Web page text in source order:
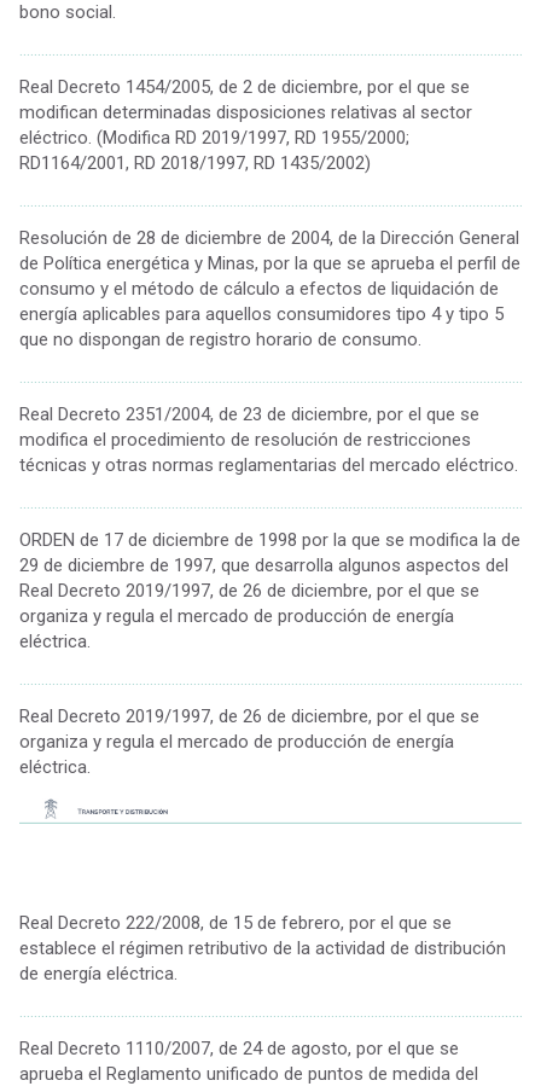
bono social.
Real Decreto 1454/2005, de 2 de diciembre, por el que se
modifican determinadas disposiciones relativas al sector
eléctrico. (Modifica RD 2019/1997, RD 1955/2000;
RD1164/2001, RD 2018/1997, RD 1435/2002)
Resolución de 28 de diciembre de 2004, de la Dirección General
de Política energética y Minas, por la que se aprueba el perfil de
consumo y el método de cálculo a efectos de liquidación de
energía aplicables para aquellos consumidores tipo 4 y tipo 5
que no dispongan de registro horario de consumo.
Real Decreto 2351/2004, de 23 de diciembre, por el que se
modifica el procedimiento de resolución de restricciones
técnicas y otras normas reglamentarias del mercado eléctrico.
ORDEN de 17 de diciembre de 1998 por la que se modifica la de
29 de diciembre de 1997, que desarrolla algunos aspectos del
Real Decreto 2019/1997, de 26 de diciembre, por el que se
organiza y regula el mercado de producción de energía
eléctrica.
Real Decreto 2019/1997, de 26 de diciembre, por el que se
organiza y regula el mercado de producción de energía
eléctrica.
Real Decreto 222/2008, de 15 de febrero, por el que se
establece el régimen retributivo de la actividad de distribución
de energía eléctrica.
Real Decreto 1110/2007, de 24 de agosto, por el que se
aprueba el Reglamento unificado de puntos de medida del